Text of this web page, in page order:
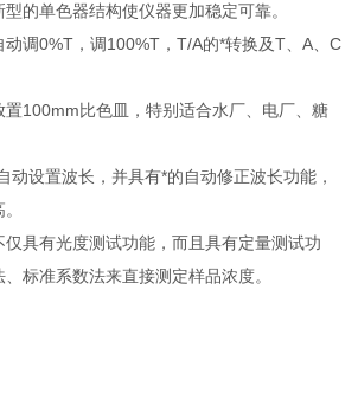
的单色器结构使仪器更加稳定可靠。
调0%T，调100%T，T/A的*转换及T、A、C
置100mm比色皿，特别适合水厂、电厂、糖
动设置波长，并具有*的自动修正波长功能，
具有光度测试功能，而且具有定量测试功
标准系数法来直接测定样品浓度。